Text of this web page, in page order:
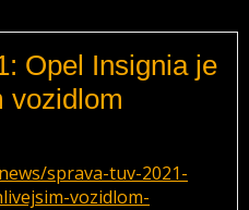
Opel Insignia je
vozidlom
sprava-tuv-2021-
vozidlom-